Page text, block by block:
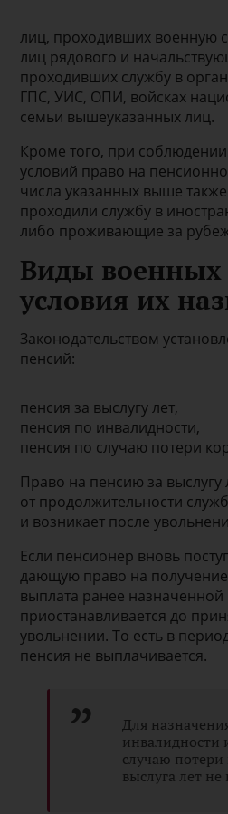
лиц, проходивших военную
лиц рядового и
проходивших службу в
ГПС, УИС, ОПИ, войсках
семьи вышеуказанных лиц.
Кроме того, при
условий право на
числа указанных выше
проходили службу в
либо проживающие за
Виды военных
условия их
Законодательством
пенсий:
пенсия за выслугу лет,
пенсия по инвалидности,
пенсия по случаю потери
Право на пенсию за
от продолжительности
и возникает после
Если пенсионер вновь
дающую право на
выплата ранее
приостанавливается до
увольнении. То есть в
пенсия не выплачивается.
Для
инвалидности
случаю
выслуга лет